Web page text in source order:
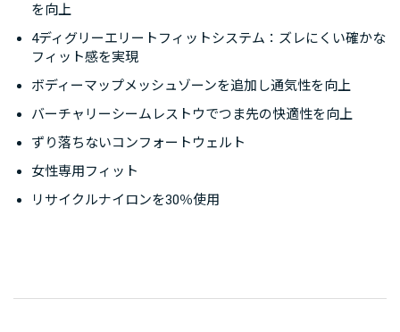
を向上
4ディグリーエリートフィットシステム：ズレにくい確かな
フィット感を実現
ボディーマップメッシュゾーンを追加し通気性を向上
バーチャリーシームレストウでつま先の快適性を向上
ずり落ちないコンフォートウェルト
女性専用フィット
リサイクルナイロンを30％使用